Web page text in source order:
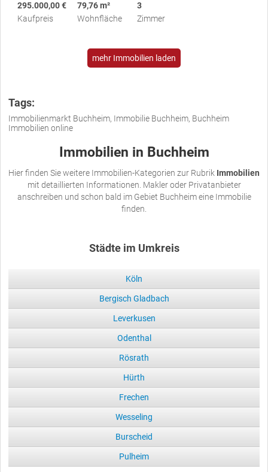
295.000,00 €
Kaufpreis
79,76 m²
Wohnfläche
3
Zimmer
mehr Immobilien laden
Tags:
Immobilienmarkt Buchheim, Immobilie Buchheim, Buchheim
Immobilien online
Immobilien in Buchheim
Hier finden Sie weitere Immobilien-Kategorien zur Rubrik Immobilien
mit detaillierten Informationen. Makler oder Privatanbieter
anschreiben und schon bald im Gebiet Buchheim eine Immobilie
finden.
Städte im Umkreis
Köln
Bergisch Gladbach
Leverkusen
Odenthal
Rösrath
Hürth
Frechen
Wesseling
Burscheid
Pulheim